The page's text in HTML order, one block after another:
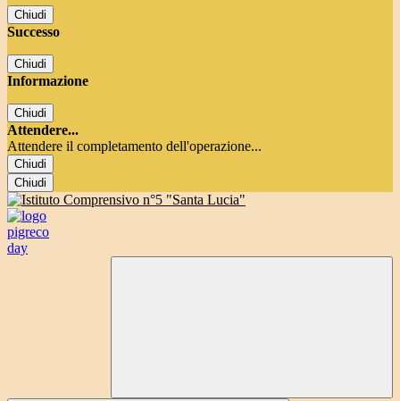
Chiudi
Successo
Chiudi
Informazione
Chiudi
Attendere...
Attendere il completamento dell'operazione...
Chiudi
Chiudi